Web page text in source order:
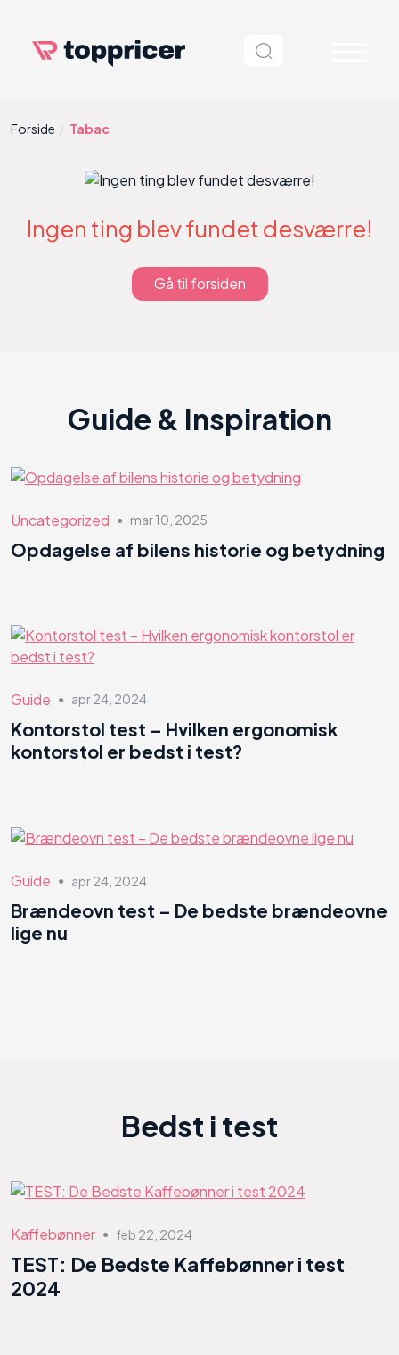
Forside Tabac
Ingen ting blev fundet desværre!
Gå til forsiden
Guide & Inspiration
Uncategorized ● mar 10, 2025
Opdagelse af bilens historie og betydning
Guide ● apr 24, 2024
Kontorstol test – Hvilken ergonomisk
kontorstol er bedst i test?
Guide ● apr 24, 2024
Brændeovn test – De bedste brændeovne
lige nu
Bedst i test
Kaffebønner ● feb 22, 2024
TEST: De Bedste Kaffebønner i test
2024